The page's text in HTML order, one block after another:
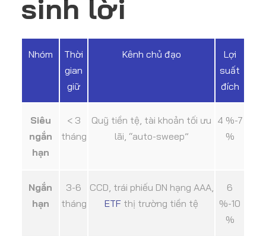
sinh lời
Nhóm
Thời
gian
giữ
Kênh chủ đạo
Lợi
suất
đích
Siêu
ngắn
hạn
< 3
tháng
Quỹ tiền tệ, tài khoản tối ưu
lãi, “auto-sweep”
4 %-7
%
Ngắn
hạn
3-6
tháng
CCD, trái phiếu DN hạng AAA,
ETF thị trường tiền tệ
6
%-10
%